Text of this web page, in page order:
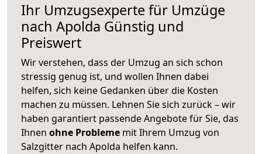
Ihr Umzugsexperte für Umzüge
nach Apolda Günstig und
Preiswert
Wir verstehen, dass der Umzug an sich schon
stressig genug ist, und wollen Ihnen dabei
helfen, sich keine Gedanken über die Kosten
machen zu müssen. Lehnen Sie sich zurück – wir
haben garantiert passende Angebote für Sie, das
Ihnen ohne Probleme mit Ihrem Umzug von
Salzgitter nach Apolda helfen kann.